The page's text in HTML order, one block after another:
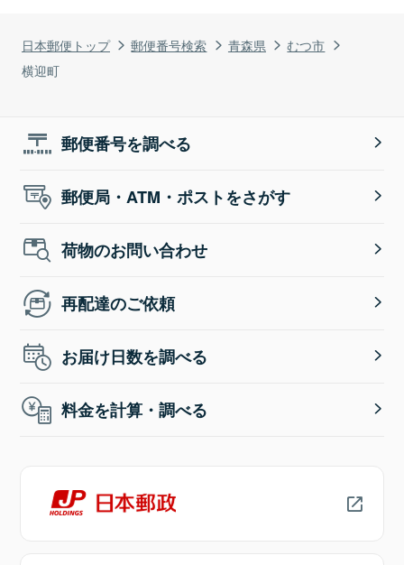
日本郵便トップ 郵便番号検索 青森県
むつ市
横迎町
郵便番号を調べる
郵便局・ATM・ポストをさがす
荷物のお問い合わせ
再配達のご依頼
お届け日数を調べる
料金を計算・調べる